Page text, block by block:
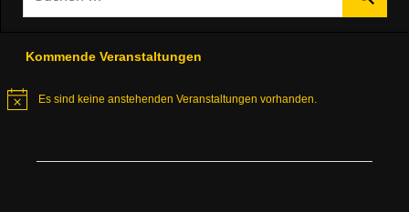
Kommende Veranstaltungen
HinweisEs sind keine anstehenden Veranstaltungen vorhanden.